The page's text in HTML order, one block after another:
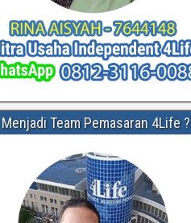
Team Pemasaran 4Life ?